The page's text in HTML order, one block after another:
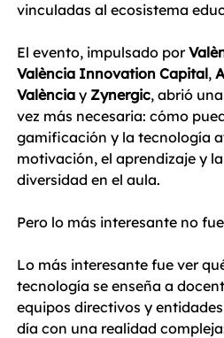
vinculadas al ecosistema
El evento, impulsado por
València Innovation Capital,
València y Zynergic, abrió
vez más necesaria: cómo
gamificación y la tecnología
motivación, el aprendizaje y
diversidad en el aula.
Pero lo más interesante no
Lo más interesante fue ver
tecnología se enseña a
equipos directivos y
día con una realidad